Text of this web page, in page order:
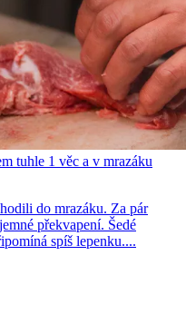
tuhle 1 věc a v mrazáku
do mrazáku. Za pár
překvapení. Šedé
spíš lepenku....